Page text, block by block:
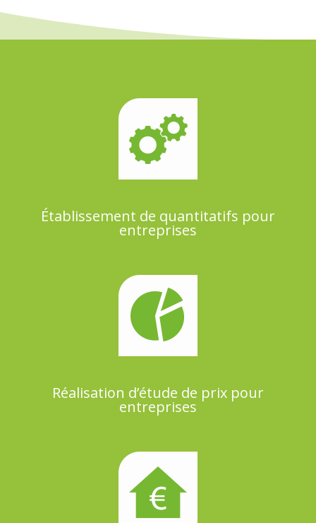
Établissement de quantitatifs pour
entreprises
Réalisation d’étude de prix pour
entreprises